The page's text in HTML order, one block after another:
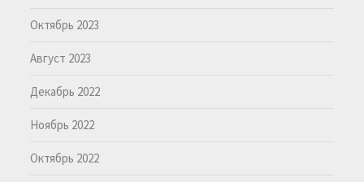
Октябрь 2023
Август 2023
Декабрь 2022
Ноябрь 2022
Октябрь 2022